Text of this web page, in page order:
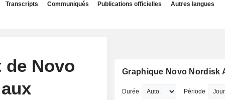
Transcripts Communiqués Publications officielles Autres langues
Novo
Graphique Novo Nordisk
Durée Période